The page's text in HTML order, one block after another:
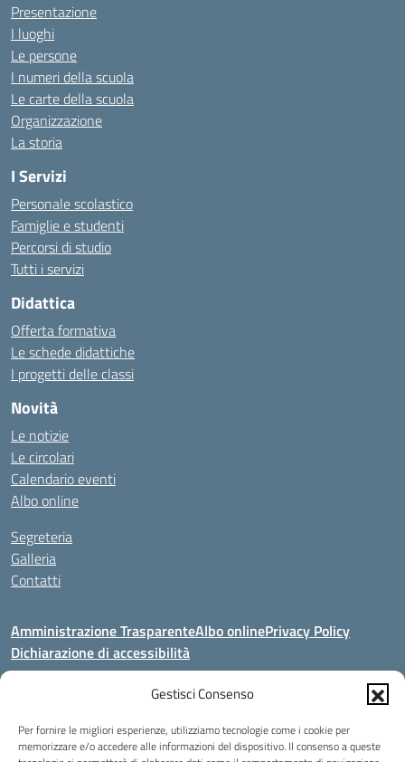
Gestisci Consenso
Per fornire le migliori esperienze, utilizziamo tecnologie come i cookie per
memorizzare e/o accedere alle informazioni del dispositivo. Il consenso a queste
Presentazione
I luoghi
Le persone
I numeri della scuola
Le carte della scuola
Organizzazione
La storia
I Servizi
Personale scolastico
Famiglie e studenti
Percorsi di studio
Tutti i servizi
Didattica
Offerta formativa
Le schede didattiche
I progetti delle classi
Novità
Le notizie
Le circolari
Calendario eventi
Albo online
Segreteria
Galleria
Contatti
Amministrazione TrasparenteAlbo onlinePrivacy Policy
Dichiarazione di accessibilità
Indirizzo:V. Artigianato, 2a, 00034 COLLEFERRO (RM)